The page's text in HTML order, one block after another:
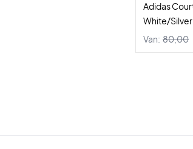
Adidas
White/
Van: 80,00